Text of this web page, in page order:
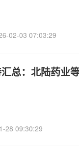
02-03 07:03:29
汇总：北陆药业
28 09:30:29